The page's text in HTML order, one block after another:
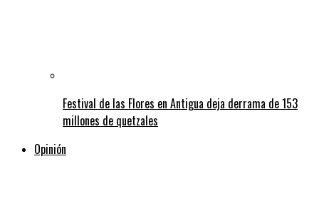
Festival de las Flores en Antigua deja derrama de 153
millones de quetzales
Opinión